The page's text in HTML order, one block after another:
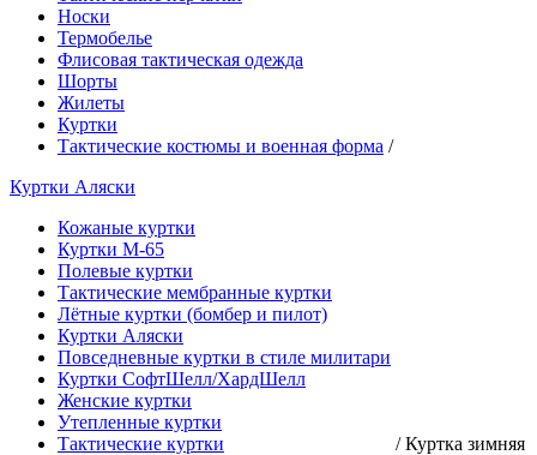
Носки
Термобелье
Флисовая тактическая одежда
Шорты
Жилеты
Куртки
Тактические костюмы и военная форма /
Куртки Аляски
Кожаные куртки
Куртки М-65
Полевые куртки
Тактические мембранные куртки
Лётные куртки (бомбер и пилот)
Куртки Аляски
Повседневные куртки в стиле милитари
Куртки СофтШелл/ХардШелл
Женские куртки
Утепленные куртки
Тактические куртки
/Куртка зимняя